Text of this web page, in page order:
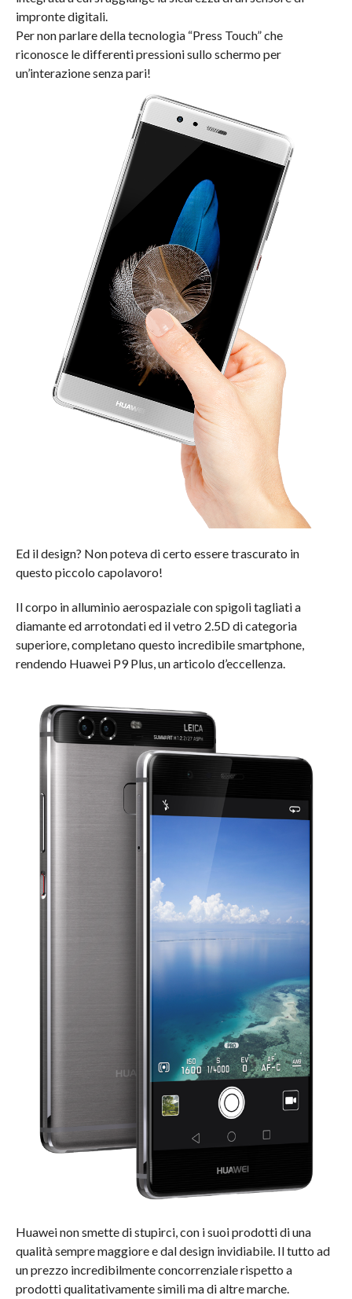
impronte digitali.
Per non parlare della tecnologia “Press Touch” che
riconosce le differenti pressioni sullo schermo per
un’interazione senza pari!
Ed il design? Non poteva di certo essere trascurato in
questo piccolo capolavoro!
Il corpo in alluminio aerospaziale con spigoli tagliati a
diamante ed arrotondati ed il vetro 2.5D di categoria
superiore, completano questo incredibile smartphone,
rendendo Huawei P9 Plus, un articolo d’eccellenza.
Huawei non smette di stupirci, con i suoi prodotti di una
qualità sempre maggiore e dal design invidiabile. Il tutto ad
un prezzo incredibilmente concorrenziale rispetto a
prodotti qualitativamente simili ma di altre marche.